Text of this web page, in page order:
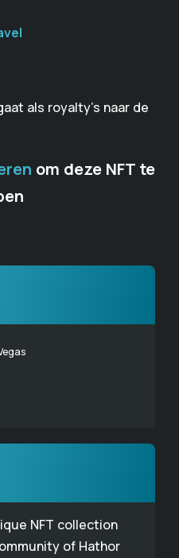
als royalty's naar de
om deze NFT te
NFT collection
of Hathor